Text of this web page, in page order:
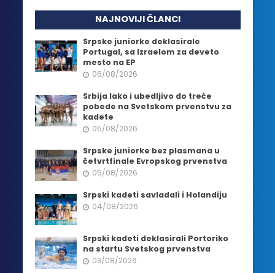
NAJNOVIJI ČLANCI
Srpske juniorke deklasirale
Portugal, sa Izraelom za deveto
mesto na EP
06/08/2026
Srbija lako i ubedljivo do treće
pobede na Svetskom prvenstvu za
kadete
05/08/2026
Srpske juniorke bez plasmana u
četvrtfinale Evropskog prvenstva
05/08/2026
Srpski kadeti savladali i Holandiju
04/08/2026
Srpski kadeti deklasirali Portoriko
na startu Svetskog prvenstva
03/08/2026